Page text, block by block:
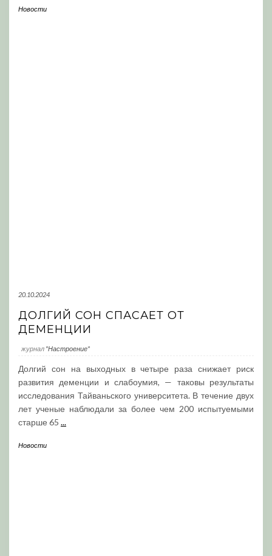
Новости
20.10.2024
ДОЛГИЙ СОН СПАСАЕТ ОТ
ДЕМЕНЦИИ
журнал "Настроение"
Долгий сон на выходных в четыре раза снижает риск
развития деменции и слабоумия, — таковы результаты
исследования Тайваньского университета. В течение двух
лет ученые наблюдали за более чем 200 испытуемыми
старше 65 ...
Новости